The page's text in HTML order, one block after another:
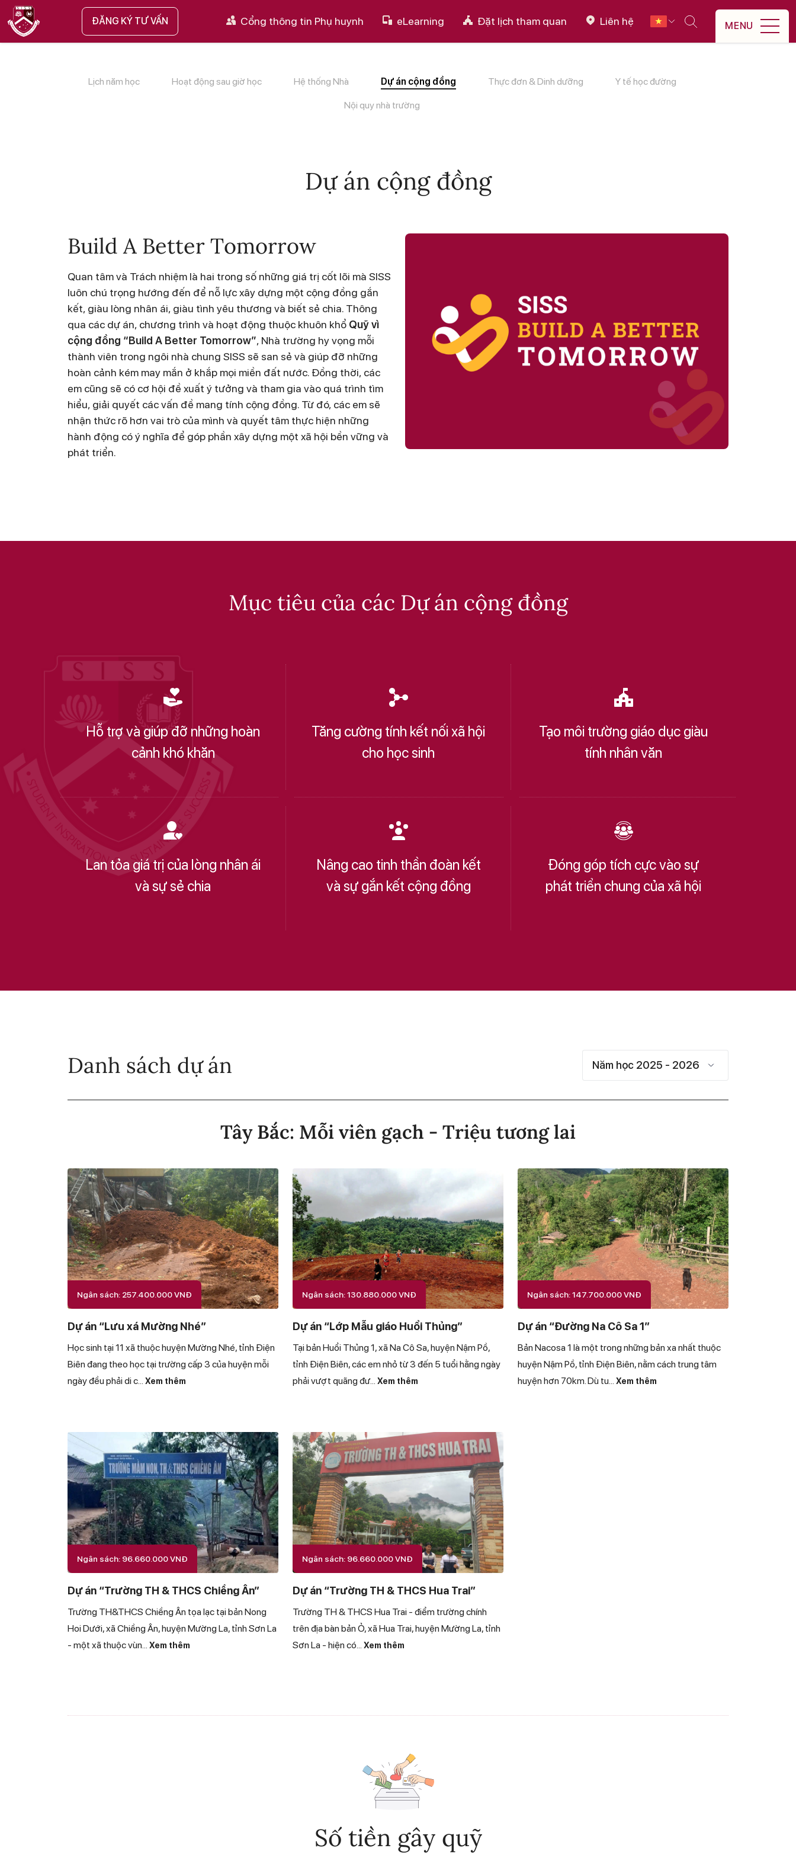
ĐĂNG KÝ TƯ VẤN Cổng thông tin Phụ huynh eLearning Đặt lịch tham quan Liên hệ MENU
Lịch năm học Hoạt động sau giờ học Hệ thống Nhà Dự án cộng đồng Thực đơn & Dinh dưỡng Y tế học đường
Nội quy nhà trường
Dự án cộng đồng
Build A Better Tomorrow
Quan tâm và Trách nhiệm là hai trong số những giá trị cốt lõi mà SISS
luôn chú trọng hướng đến để nỗ lực xây dựng một cộng đồng gắn
kết, giàu lòng nhân ái, giàu tình yêu thương và biết sẻ chia. Thông
qua các dự án, chương trình và hoạt động thuộc khuôn khổ Quỹ vì
cộng đồng “Build A Better Tomorrow”, Nhà trường hy vọng mỗi
thành viên trong ngôi nhà chung SISS sẽ san sẻ và giúp đỡ những
hoàn cảnh kém may mắn ở khắp mọi miền đất nước. Đồng thời, các
em cũng sẽ có cơ hội đề xuất ý tưởng và tham gia vào quá trình tìm
hiểu, giải quyết các vấn đề mang tính cộng đồng. Từ đó, các em sẽ
nhận thức rõ hơn vai trò của mình và quyết tâm thực hiện những
hành động có ý nghĩa để góp phần xây dựng một xã hội bền vững và
phát triển.
Mục tiêu của các Dự án cộng đồng
Hỗ trợ và giúp đỡ những hoàn
cảnh khó khăn
Tăng cường tính kết nối xã hội
cho học sinh
Tạo môi trường giáo dục giàu
tính nhân văn
Lan tỏa giá trị của lòng nhân ái
và sự sẻ chia
Nâng cao tinh thần đoàn kết
và sự gắn kết cộng đồng
Đóng góp tích cực vào sự
phát triển chung của xã hội
Danh sách dự án
Tây Bắc: Mỗi viên gạch - Triệu tương lai
Ngân sách: 257.400.000 VNĐ
Dự án “Lưu xá Mường Nhé”
Học sinh tại 11 xã thuộc huyện Mường Nhé, tỉnh Điện
Biên đang theo học tại trường cấp 3 của huyện mỗi
ngày đều phải di c... Xem thêm
Ngân sách: 130.880.000 VNĐ
Dự án “Lớp Mẫu giáo Huổi Thủng”
Tại bản Huổi Thủng 1, xã Na Cô Sa, huyện Nậm Pồ,
tỉnh Điện Biên, các em nhỏ từ 3 đến 5 tuổi hằng ngày
phải vượt quãng đư... Xem thêm
Ngân sách: 147.700.000 VNĐ
Dự án “Đường Na Cô Sa 1”
Bản Nacosa 1 là một trong những bản xa nhất thuộc
huyện Nậm Pồ, tỉnh Điện Biên, nằm cách trung tâm
huyện hơn 70km. Dù tu... Xem thêm
Ngân sách: 96.660.000 VNĐ
Dự án “Trường TH & THCS Chiềng Ân”
Trường TH&THCS Chiềng Ân tọa lạc tại bản Nong
Hoi Dưới, xã Chiềng Ân, huyện Mường La, tỉnh Sơn La
- một xã thuộc vùn... Xem thêm
Ngân sách: 96.660.000 VNĐ
Dự án “Trường TH & THCS Hua Trai”
Trường TH & THCS Hua Trai - điểm trường chính
trên địa bàn bản Ỏ, xã Hua Trai, huyện Mường La, tỉnh
Sơn La - hiện có... Xem thêm
Số tiền gây quỹ